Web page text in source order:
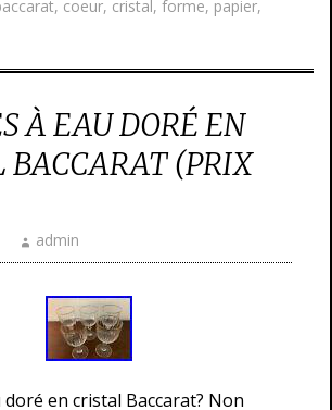
, coeur, cristal, forme, papier,
À EAU DORÉ EN
BACCARAT (PRIX
admin
en cristal Baccarat? Non